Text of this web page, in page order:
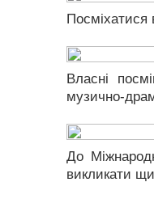
Посміхатися
Власні
музично-
До
викликати